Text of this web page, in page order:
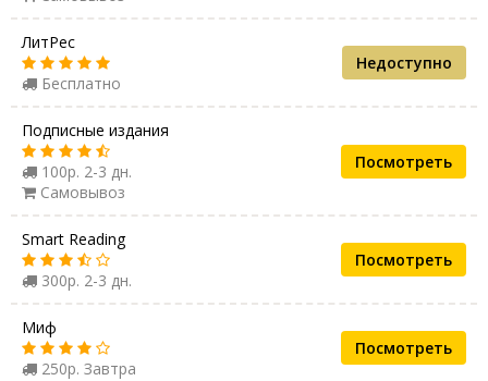
ЛитРес
Бесплатно
Недоступно
Подписные издания
100р. 2-3 дн.
Самовывоз
Посмотреть
Smart Reading
300р. 2-3 дн.
Посмотреть
Миф
250р. Завтра
Посмотреть